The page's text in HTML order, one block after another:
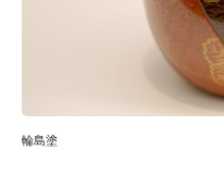
輪島塗